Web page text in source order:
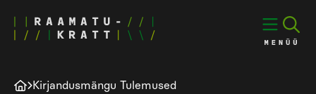
Kirjandusmängu Tulemused